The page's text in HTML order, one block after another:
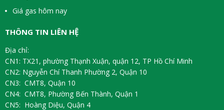
Giá gas hôm nay
THÔNG TIN LIÊN HỆ
Địa chỉ:
CN1: TX21, phường Thạnh Xuận, quận 12, TP Hồ Chí Minh
CN2: Nguyễn Chí Thanh Phường 2, Quận 10
CN3: CMT8, Quận 10
CN4: CMT8, Phường Bến Thành, Quận 1
CN5: Hoàng Diệu, Quận 4